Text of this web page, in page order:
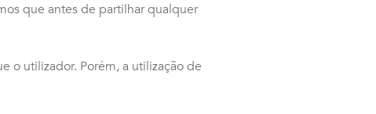
que antes de partilhar qualquer
o utilizador. Porém, a utilização de